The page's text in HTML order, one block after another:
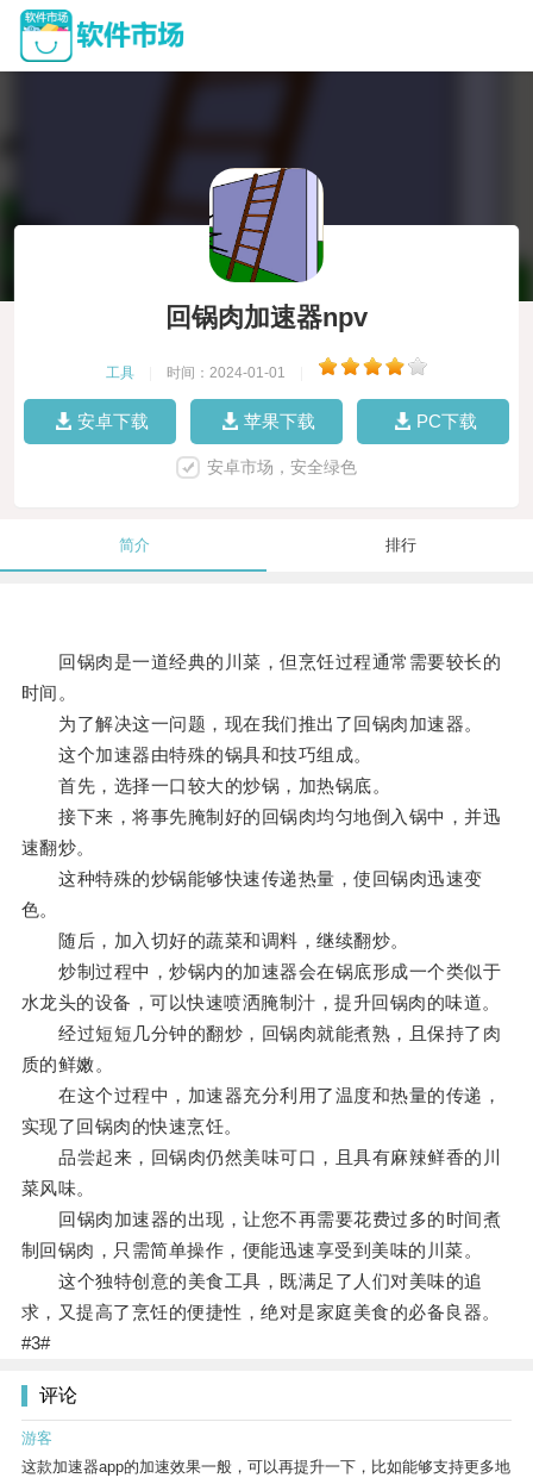
回锅肉加速器npv
工具 时间：2024-01-01
安卓下载 苹果下载 PC下载
安卓市场，安全绿色
简介 排行
回锅肉是一道经典的川菜，但烹饪过程通常需要较长的
时间。
为了解决这一问题，现在我们推出了回锅肉加速器。
这个加速器由特殊的锅具和技巧组成。
首先，选择一口较大的炒锅，加热锅底。
接下来，将事先腌制好的回锅肉均匀地倒入锅中，并迅
速翻炒。
这种特殊的炒锅能够快速传递热量，使回锅肉迅速变
色。
随后，加入切好的蔬菜和调料，继续翻炒。
炒制过程中，炒锅内的加速器会在锅底形成一个类似于
水龙头的设备，可以快速喷洒腌制汁，提升回锅肉的味道。
经过短短几分钟的翻炒，回锅肉就能煮熟，且保持了肉
质的鲜嫩。
在这个过程中，加速器充分利用了温度和热量的传递，
实现了回锅肉的快速烹饪。
品尝起来，回锅肉仍然美味可口，且具有麻辣鲜香的川
菜风味。
回锅肉加速器的出现，让您不再需要花费过多的时间煮
制回锅肉，只需简单操作，便能迅速享受到美味的川菜。
这个独特创意的美食工具，既满足了人们对美味的追
求，又提高了烹饪的便捷性，绝对是家庭美食的必备良器。
#3#
评论
游客
这款加速器app的加速效果一般，可以再提升一下，比如能够支持更多地